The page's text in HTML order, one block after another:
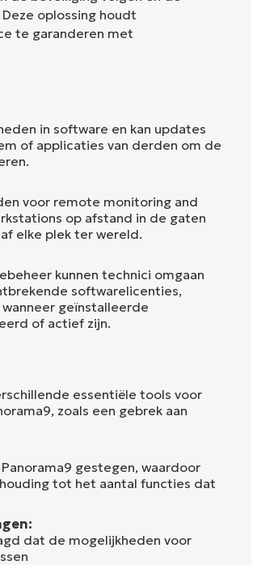
oplossing houdt
te garanderen met
in software en kan updates
of applicaties van derden om de
voor remote monitoring and
op afstand in de gaten
elke plek ter wereld.
kunnen technici omgaan
softwarelicenties,
geïnstalleerde
of actief zijn.
essentiële tools voor
zoals een gebrek aan
gestegen, waardoor
tot het aantal functies dat
dat de mogelijkheden voor